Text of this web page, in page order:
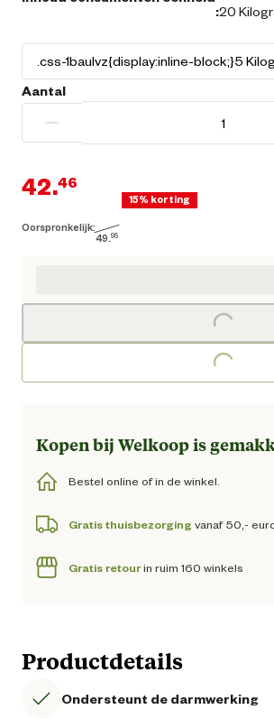
:20
Aantal
−
Oorspronkelijk:
49.95
42.46
Huidige prijs €
15% korting
Loading...
Loading...
Kopen bij Welkoop is
Bestel online of in de winkel.
Gratis thuisbezorging vanaf 50,-
Gratis retourin ruim 160 winkels
Productdetails
Ondersteunt de darmwerking